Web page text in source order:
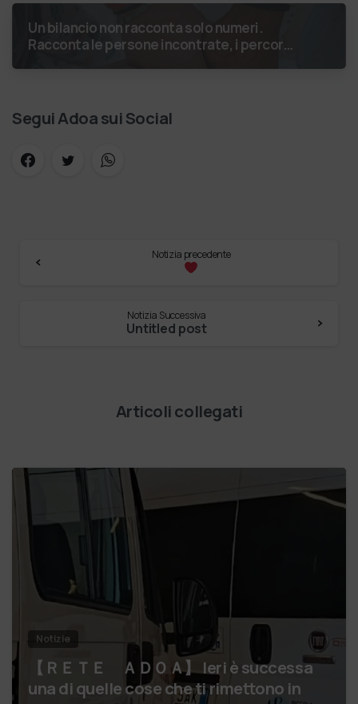
Un bilancio non racconta solo numeri.
Racconta le persone incontrate, i percorsi
Segui Adoa sui Social
Notizia precedente
Notizia Successiva
Untitled post
Articoli collegati
Notizie
【 ＲＥＴＥ ＡＤＯＡ】 Ieri è successa
una di quelle cose che ti rimettono in